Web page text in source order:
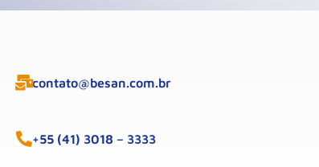
contato@besan.com.br
+55 (41) 3018 – 3333